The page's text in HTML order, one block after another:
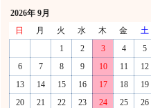
2026年 9月
日
月 火 水 木 金
土
1
2 3 4
5
6
7 8 9 10 11
12
13
14 15 16 17 18
19
20
21 22 23 24 25
26